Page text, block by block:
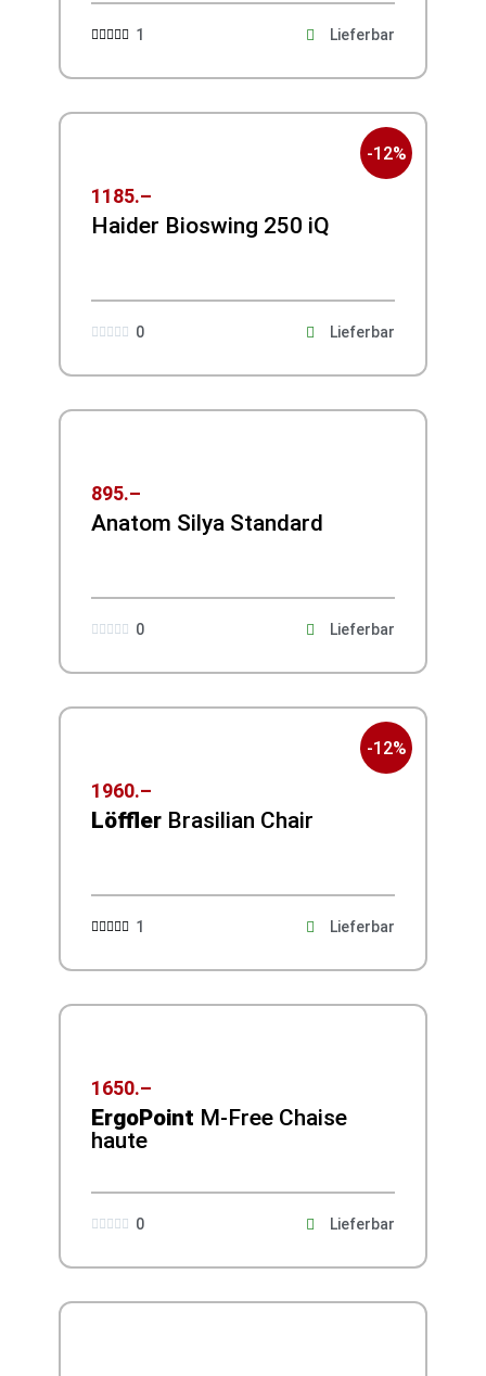
1
 Lieferbar
-12%
1185.–
Haider Bioswing 250 iQ
0
     Lieferbar
895.–
Anatom Silya Standard
0
     Lieferbar
-12%
1960.–
Löffler Brasilian Chair
1
 Lieferbar
1650.–
ErgoPoint M-Free Chaise
haute
0
     Lieferbar